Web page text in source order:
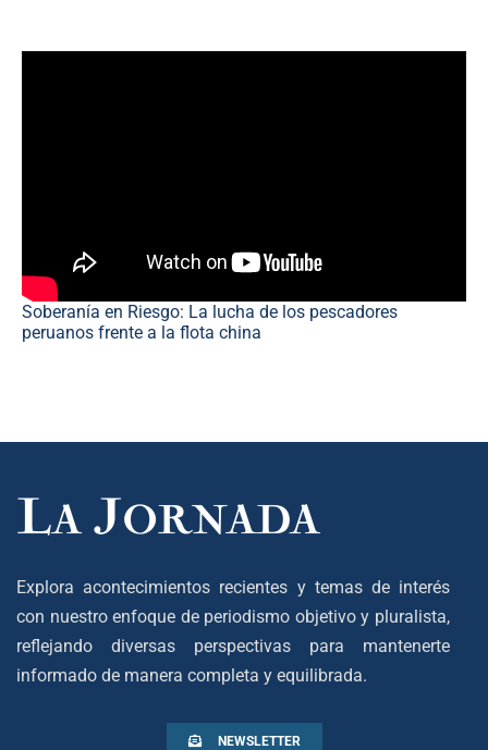
Soberanía en Riesgo: La lucha de los pescadores
peruanos frente a la flota china
Explora acontecimientos recientes y temas de interés
con nuestro enfoque de periodismo objetivo y pluralista,
reflejando diversas perspectivas para mantenerte
informado de manera completa y equilibrada.
NEWSLETTER